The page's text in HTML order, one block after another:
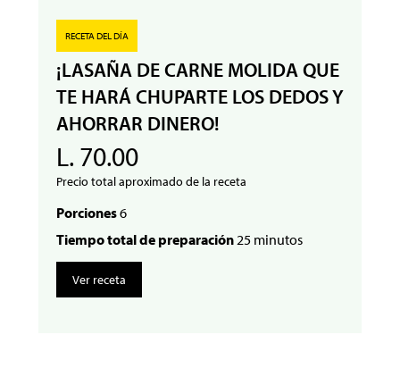
RECETA DEL DÍA
¡LASAÑA DE CARNE MOLIDA QUE
TE HARÁ CHUPARTE LOS DEDOS Y
AHORRAR DINERO!
L. 70.00
Precio total aproximado de la receta
Porciones6
Tiempo total de preparación25 minutos
Ver receta